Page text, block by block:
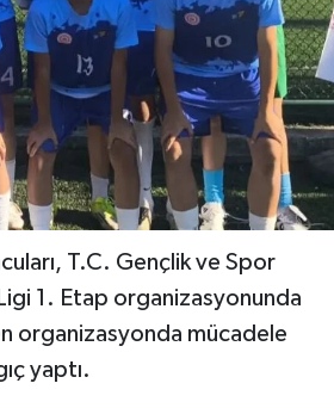
T.C. Gençlik ve Spor
Ligi 1. Etap organizasyonunda
organizasyonda mücadele
yaptı.